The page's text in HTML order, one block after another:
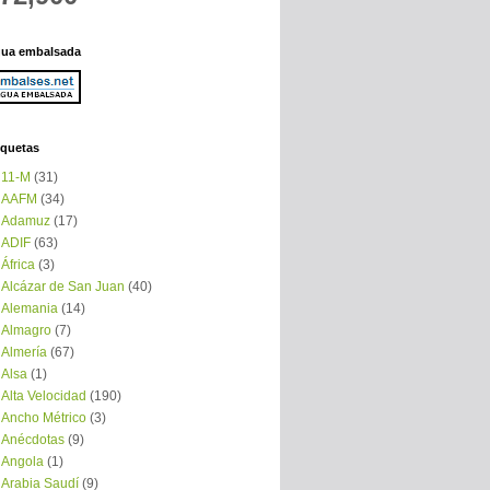
embalsada
11-M (31)
AAFM (34)
Adamuz (17)
ADIF (63)
África (3)
Alcázar de San Juan (40)
Alemania (14)
Almagro (7)
Almería (67)
Alsa (1)
Alta Velocidad (190)
Ancho Métrico (3)
Anécdotas (9)
Angola (1)
Arabia Saudí (9)